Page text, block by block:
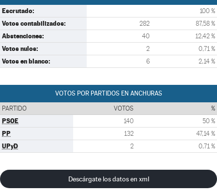
Escrutado: 100 %
Votos contabilizados: 282 87,58 %
Abstenciones: 40 12,42 %
Votos nulos: 2 0,71 %
Votos en blanco: 6 2,14 %
VOTOS POR PARTIDOS EN ANCHURAS
PARTIDO VOTOS %
PSOE 140 50 %
PP 132 47,14 %
UPyD 2 0,71 %
Descárgate los datos en xml